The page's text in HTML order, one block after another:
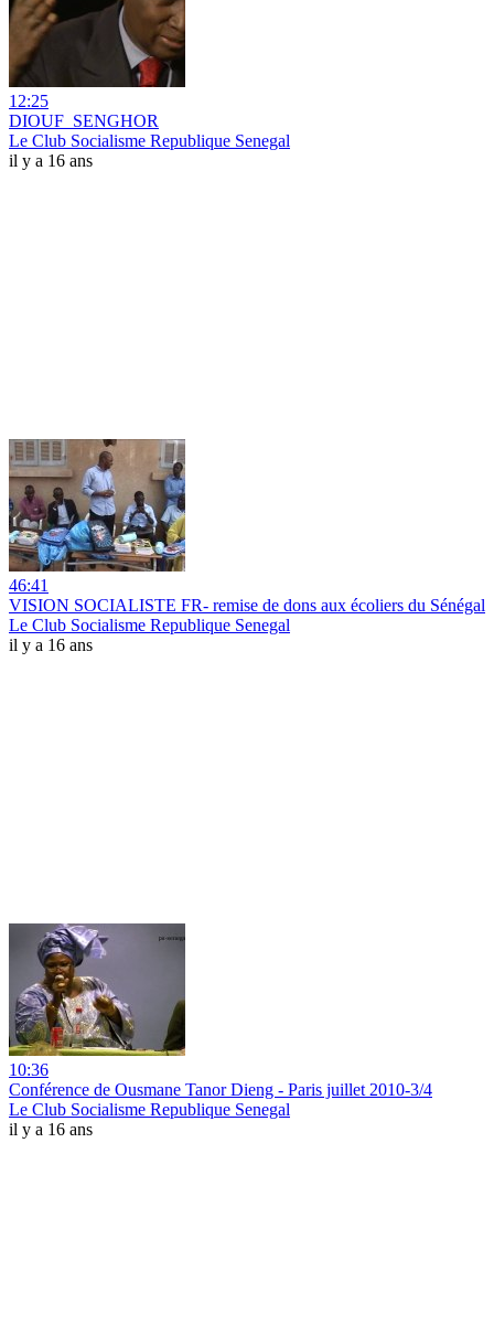
12:25
DIOUF_SENGHOR
Le Club Socialisme Republique Senegal
il y a 16 ans
46:41
VISION SOCIALISTE FR- remise de dons aux écoliers du Sénégal
Le Club Socialisme Republique Senegal
il y a 16 ans
10:36
Conférence de Ousmane Tanor Dieng - Paris juillet 2010-3/4
Le Club Socialisme Republique Senegal
il y a 16 ans